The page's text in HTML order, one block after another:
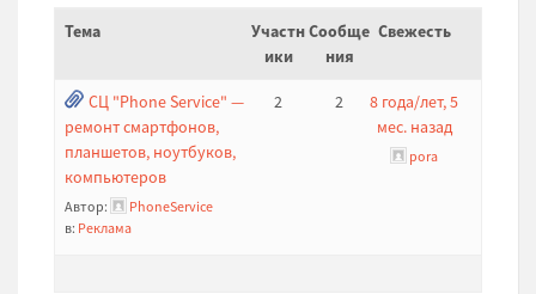
Тема
Участн
ики
Сообще
ния
Свежесть
СЦ "Phone Service" —
ремонт смартфонов,
планшетов, ноутбуков,
компьютеров
Автор:
PhoneService
в: Реклама
2 2
8 года/лет, 5
мес. назад
pora